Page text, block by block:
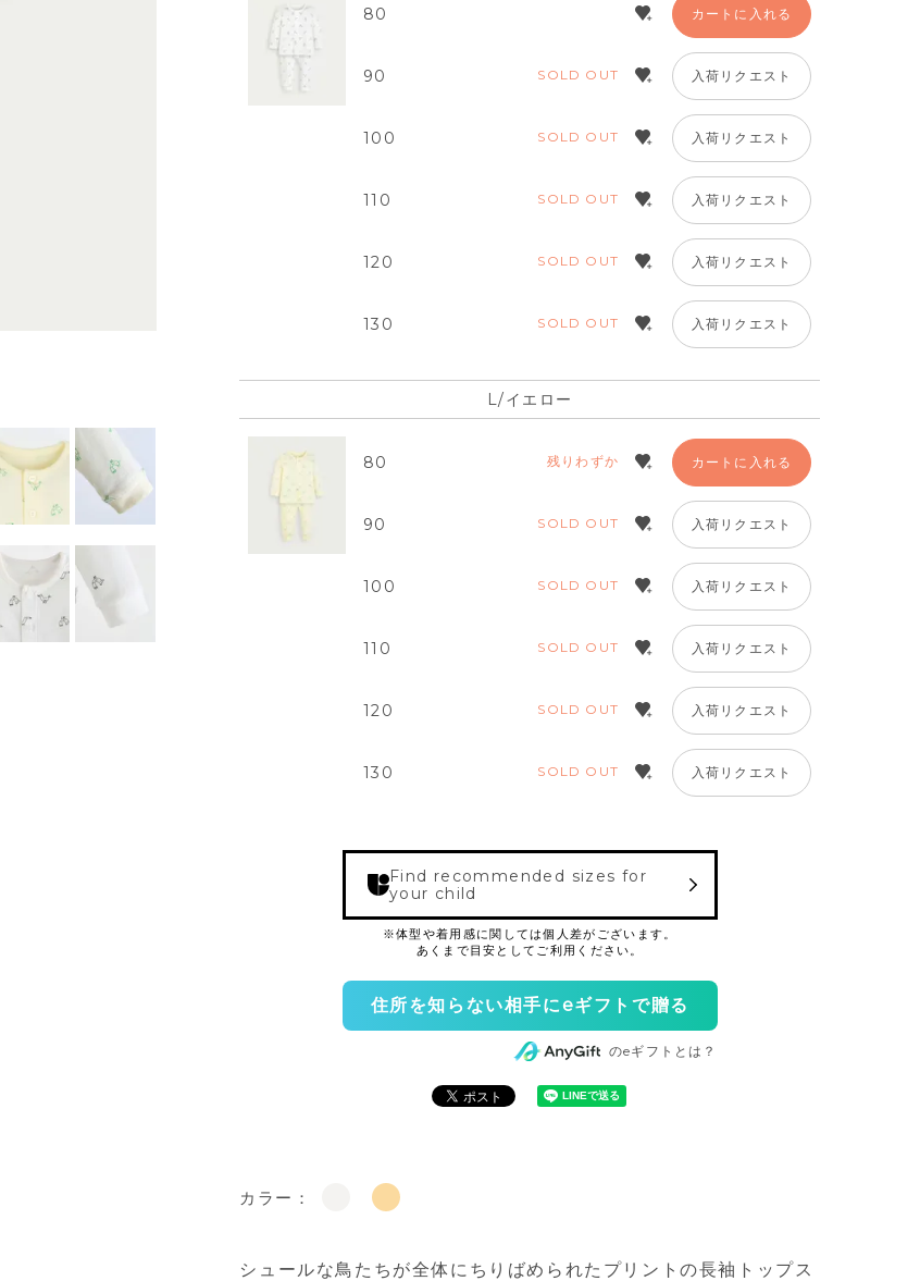
80 カートに入れる
90 SOLD OUT 入荷リクエスト
100 SOLD OUT 入荷リクエスト
110 SOLD OUT 入荷リクエスト
120 SOLD OUT 入荷リクエスト
130 SOLD OUT 入荷リクエスト
L/イエロー
80 残りわずか カートに入れる
90 SOLD OUT 入荷リクエスト
100 SOLD OUT 入荷リクエスト
110 SOLD OUT 入荷リクエスト
120 SOLD OUT 入荷リクエスト
130 SOLD OUT 入荷リクエスト
Find recommended sizes for
your child
住所を知らない相手にeギフトで贈る
のeギフトとは？
カラー：
シュールな鳥たちが全体にちりばめられたプリントの長袖トップス